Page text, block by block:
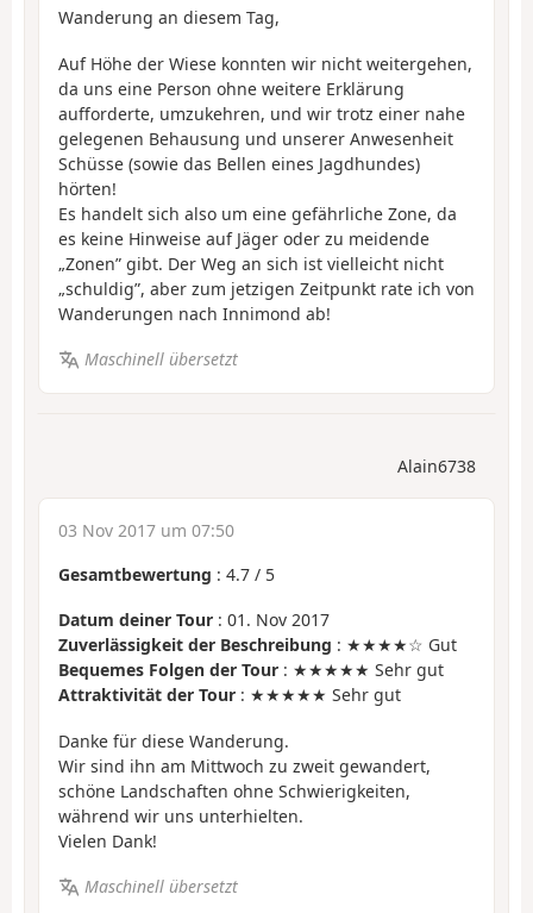
Wanderung an diesem Tag,
Auf Höhe der Wiese konnten wir nicht weitergehen,
da uns eine Person ohne weitere Erklärung
aufforderte, umzukehren, und wir trotz einer nahe
gelegenen Behausung und unserer Anwesenheit
Schüsse (sowie das Bellen eines Jagdhundes)
hörten!
Es handelt sich also um eine gefährliche Zone, da
es keine Hinweise auf Jäger oder zu meidende
„Zonen” gibt. Der Weg an sich ist vielleicht nicht
„schuldig”, aber zum jetzigen Zeitpunkt rate ich von
Wanderungen nach Innimond ab!
Maschinell übersetzt
Alain6738
03 Nov 2017 um 07:50
Gesamtbewertung : 4.7 / 5
Datum deiner Tour : 01. Nov 2017
Zuverlässigkeit der Beschreibung : ★★★★☆ Gut
Bequemes Folgen der Tour : ★★★★★ Sehr gut
Attraktivität der Tour : ★★★★★ Sehr gut
Danke für diese Wanderung.
Wir sind ihn am Mittwoch zu zweit gewandert,
schöne Landschaften ohne Schwierigkeiten,
während wir uns unterhielten.
Vielen Dank!
Maschinell übersetzt